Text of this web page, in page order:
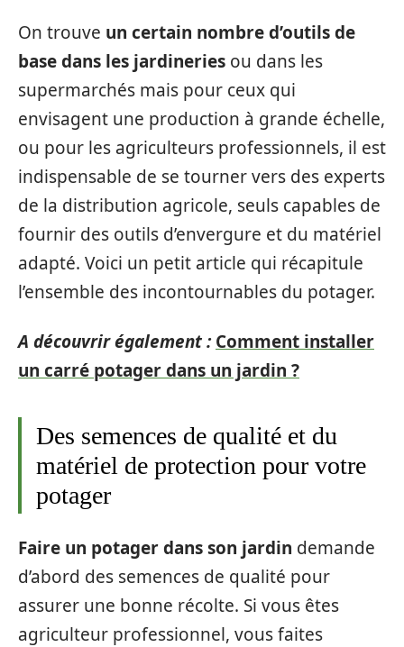
On trouve un certain nombre d’outils de
base dans les jardineries ou dans les
supermarchés mais pour ceux qui
envisagent une production à grande échelle,
ou pour les agriculteurs professionnels, il est
indispensable de se tourner vers des experts
de la distribution agricole, seuls capables de
fournir des outils d’envergure et du matériel
adapté. Voici un petit article qui récapitule
l’ensemble des incontournables du potager.
A découvrir également : Comment installer
un carré potager dans un jardin ?
Des semences de qualité et du
matériel de protection pour votre
potager
Faire un potager dans son jardin demande
d’abord des semences de qualité pour
assurer une bonne récolte. Si vous êtes
agriculteur professionnel, vous faites